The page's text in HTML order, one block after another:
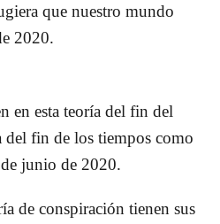
que nuestro mundo
2020.
en esta teoría del fin del
del fin de los tiempos como
junio de 2020.
de conspiración tienen sus